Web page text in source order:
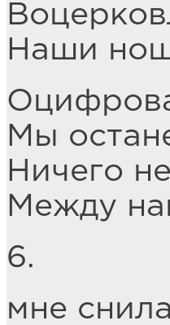
Наши
Мы
Ничего
Между
6.
мне